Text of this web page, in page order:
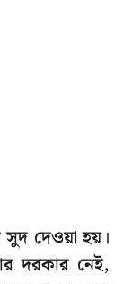
দেওয়া হয়।
দরকার নেই,